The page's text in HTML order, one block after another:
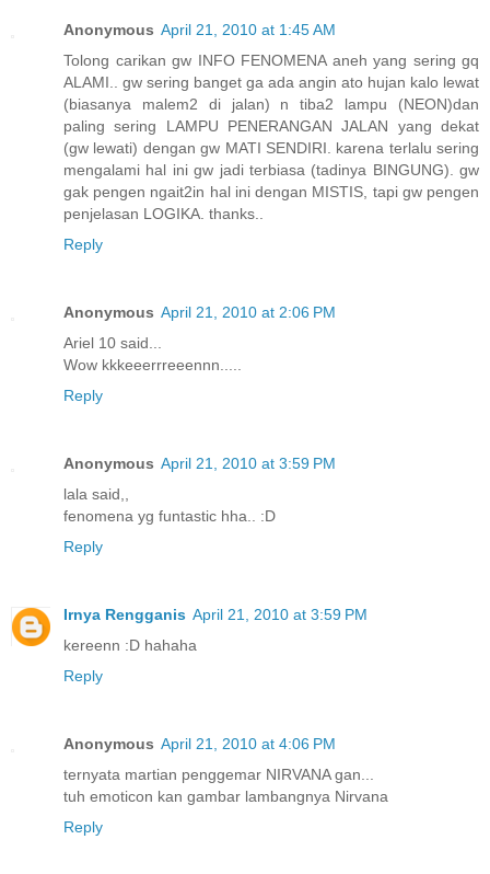
Anonymous April 21, 2010 at 1:45 AM
Tolong carikan gw INFO FENOMENA aneh yang sering gq
ALAMI.. gw sering banget ga ada angin ato hujan kalo lewat
(biasanya malem2 di jalan) n tiba2 lampu (NEON)dan
paling sering LAMPU PENERANGAN JALAN yang dekat
(gw lewati) dengan gw MATI SENDIRI. karena terlalu sering
mengalami hal ini gw jadi terbiasa (tadinya BINGUNG). gw
gak pengen ngait2in hal ini dengan MISTIS, tapi gw pengen
penjelasan LOGIKA. thanks..
Reply
Anonymous April 21, 2010 at 2:06 PM
Ariel 10 said...
Wow kkkeeerrreeennn.....
Reply
Anonymous April 21, 2010 at 3:59 PM
lala said,,
fenomena yg funtastic hha.. :D
Reply
Irnya Rengganis April 21, 2010 at 3:59 PM
kereenn :D hahaha
Reply
Anonymous April 21, 2010 at 4:06 PM
ternyata martian penggemar NIRVANA gan...
tuh emoticon kan gambar lambangnya Nirvana
Reply